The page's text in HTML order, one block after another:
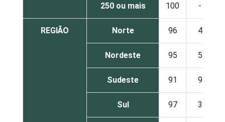
250 ou mais 100 -
REGIÃO Norte 96 4
Nordeste 95 5
Sudeste 91 9
Sul 97 3